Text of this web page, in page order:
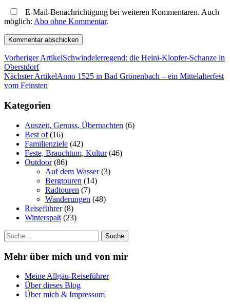
E-Mail-Benachrichtigung bei weiteren Kommentaren. Auch
möglich: Abo ohne Kommentar.
Vorheriger ArtikelSchwindelerregend: die Heini-Klopfer-Schanze in
Oberstdorf
Nächster ArtikelAnno 1525 in Bad Grönenbach – ein Mittelalterfest
vom Feinsten
Kategorien
Auszeit, Genuss, Übernachten (6)
Best of(16)
Familienziele (42)
Feste, Brauchtum, Kultur(46)
Outdoor(86)
Auf dem Wasser(3)
Bergtouren (14)
Radtouren (7)
Wanderungen (48)
Reiseführer(8)
Winterspaß (23)
Suche
Mehr über mich und von mir
Meine Allgäu-Reiseführer
Über dieses Blog
Über mich & Impressum